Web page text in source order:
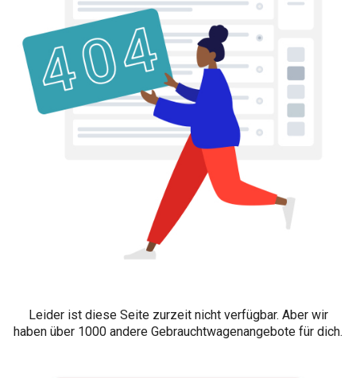
Leider ist diese Seite zurzeit nicht verfügbar. Aber wir
haben über 1000 andere Gebrauchtwagenangebote für dich.